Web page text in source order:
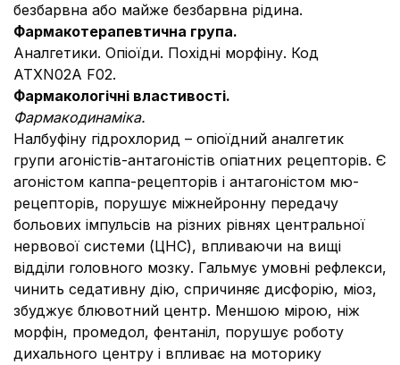
безбарвна або майже безбарвна рідина.
Фармакотерапевтична група.
Аналгетики. Опіоїди. Похідні морфіну. Код
АТХN02А F02.
Фармакологічні властивості.
Фармакодинаміка.
Налбуфіну гідрохлорид – опіоїдний аналгетик
групи агоністів-антагоністів опіатних рецепторів. Є
агоністом каппа-рецепторів і антагоністом мю-
рецепторів, порушує міжнейронну передачу
больових імпульсів на різних рівнях центральної
нервової системи (ЦНС), впливаючи на вищі
відділи головного мозку. Гальмує умовні рефлекси,
чинить седативну дію, спричиняє дисфорію, міоз,
збуджує блювотний центр. Меншою мірою, ніж
морфін, промедол, фентаніл, порушує роботу
дихального центру і впливає на моторику